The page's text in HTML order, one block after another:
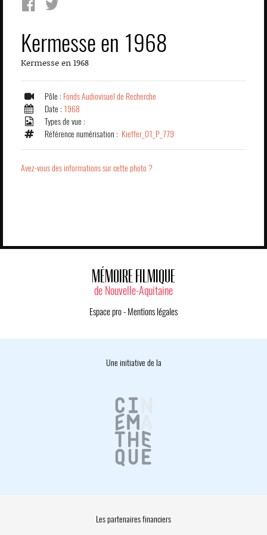
Kermesse en 1968
Kermesse en 1968
Pôle : Fonds Audiovisuel de Recherche
Date : 1968
Types de vue :
Référence numérisation : Kieffer_01_P_779
Avez-vous des informations sur cette photo ?
MÉMOIRE FILMIQUE
de Nouvelle-Aquitaine
Espace pro- Mentions légales
Une initiative de la
Les partenaires financiers